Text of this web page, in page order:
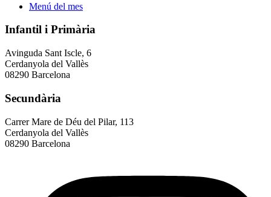
Menú del mes
Infantil i Primària
Avinguda Sant Iscle, 6
Cerdanyola del Vallès
08290 Barcelona
Secundària
Carrer Mare de Déu del Pilar, 113
Cerdanyola del Vallès
08290 Barcelona